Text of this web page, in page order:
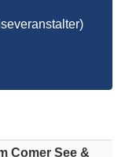
Comer See &